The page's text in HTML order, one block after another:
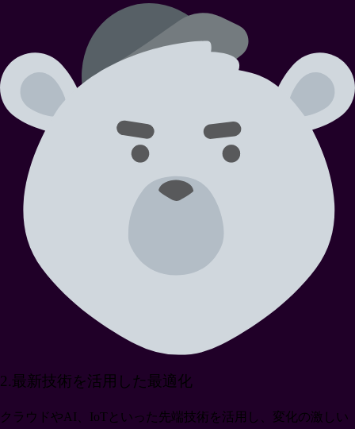
2. 最新技術を活用した最適化
クラウドやAI、IoTといった先端技術を活用し、変化の激しい